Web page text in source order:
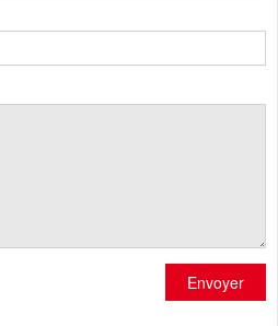
Envoyer